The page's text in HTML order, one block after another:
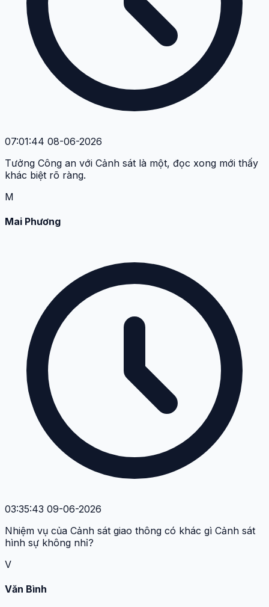
07:01:44 08-06-2026
Tưởng Công an với Cảnh sát là một, đọc xong mới thấy
khác biệt rõ ràng.
M
Mai Phương
03:35:43 09-06-2026
Nhiệm vụ của Cảnh sát giao thông có khác gì Cảnh sát
hình sự không nhỉ?
V
Văn Bình